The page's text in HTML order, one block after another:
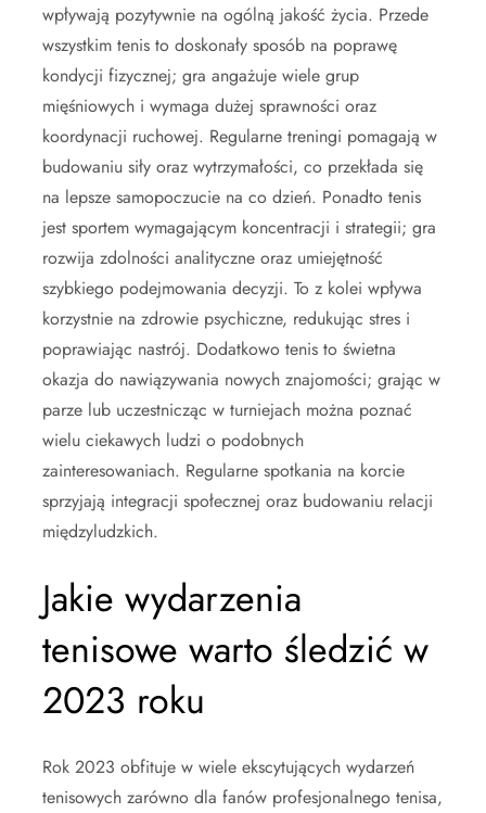
wpływają pozytywnie na ogólną jakość życia. Przede
wszystkim tenis to doskonały sposób na poprawę
kondycji fizycznej; gra angażuje wiele grup
mięśniowych i wymaga dużej sprawności oraz
koordynacji ruchowej. Regularne treningi pomagają w
budowaniu siły oraz wytrzymałości, co przekłada się
na lepsze samopoczucie na co dzień. Ponadto tenis
jest sportem wymagającym koncentracji i strategii; gra
rozwija zdolności analityczne oraz umiejętność
szybkiego podejmowania decyzji. To z kolei wpływa
korzystnie na zdrowie psychiczne, redukując stres i
poprawiając nastrój. Dodatkowo tenis to świetna
okazja do nawiązywania nowych znajomości; grając w
parze lub uczestnicząc w turniejach można poznać
wielu ciekawych ludzi o podobnych
zainteresowaniach. Regularne spotkania na korcie
sprzyjają integracji społecznej oraz budowaniu relacji
międzyludzkich.
Jakie wydarzenia
tenisowe warto śledzić w
2023 roku
Rok 2023 obfituje w wiele ekscytujących wydarzeń
tenisowych zarówno dla fanów profesjonalnego tenisa,